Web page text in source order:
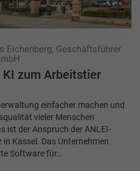
Eichenberg, Geschäftsführer
KI zum Arbeitstier
einfacher machen und
vieler Menschen
ist der Anspruch der ANLEI-
in Kassel. Das Unternehmen
Software für…